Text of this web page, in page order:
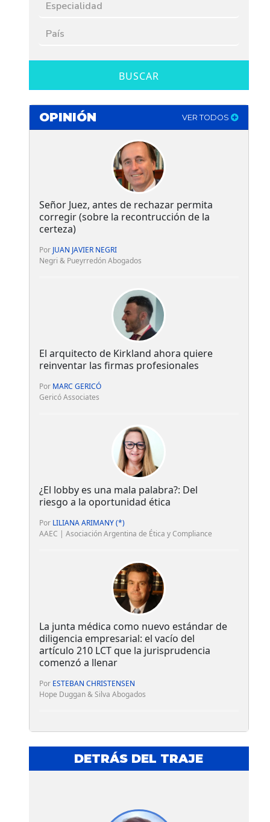
BUSCAR
OPINIÓN VER TODOS
Señor Juez, antes de rechazar permita
corregir (sobre la recontrucción de la
certeza)
Por JUAN JAVIER NEGRI
Negri & Pueyrredón Abogados
El arquitecto de Kirkland ahora quiere
reinventar las firmas profesionales
Por MARC GERICÓ
Gericó Associates
¿El lobby es una mala palabra?: Del
riesgo a la oportunidad ética
Por LILIANA ARIMANY (*)
AAEC | Asociación Argentina de Ética y Compliance
La junta médica como nuevo estándar de
diligencia empresarial: el vacío del
artículo 210 LCT que la jurisprudencia
comenzó a llenar
Por ESTEBAN CHRISTENSEN
Hope Duggan & Silva Abogados
DETRÁS DEL TRAJE